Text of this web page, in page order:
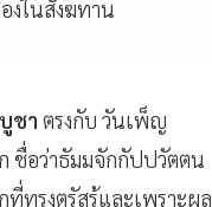
งในสังฆทาน
ชา ตรงกับ วันเพ็ญ
ชื่อว่าธัมมจักกัปปวัตตน
ทรงตรัสรู้และเพราะผล